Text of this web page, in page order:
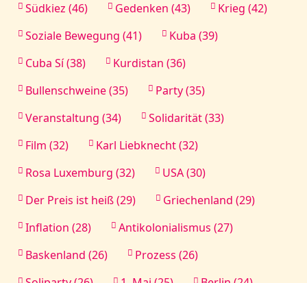
Südkiez (46)
Gedenken (43)
Krieg (42)
Soziale Bewegung (41)
Kuba (39)
Cuba Sí (38)
Kurdistan (36)
Bullenschweine (35)
Party (35)
Veranstaltung (34)
Solidarität (33)
Film (32)
Karl Liebknecht (32)
Rosa Luxemburg (32)
USA (30)
Der Preis ist heiß (29)
Griechenland (29)
Inflation (28)
Antikolonialismus (27)
Baskenland (26)
Prozess (26)